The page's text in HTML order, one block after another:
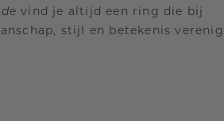
vind je altijd een ring die bij
stijl en betekenis